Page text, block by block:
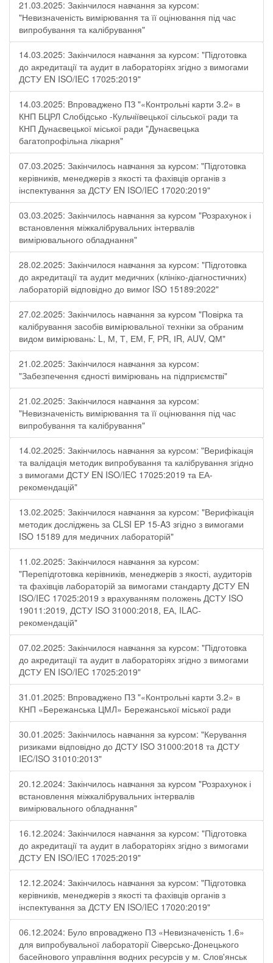
21.03.2025: Закінчилося навчання за курсом:
"Невизначеність вимірювання та її оцінювання під час
випробування та калібрування"
14.03.2025: Закінчилося навчання за курсом: "Підготовка
до акредитації та аудит в лабораторіях згідно з вимогами
ДСТУ EN ISO/IEC 17025:2019"
14.03.2025: Впроваджено ПЗ "«Контрольні карти 3.2» в
КНП БЦРЛ Слобідсько -Кульчіївецької сільської ради та
КНП Дунаєвецької міської ради "Дунаєвецька
багатопрофільна лікарня"
07.03.2025: Закінчилось навчання за курсом: "Підготовка
керівників, менеджерів з якості та фахівців органів з
інспектування за ДСТУ EN ISO/IEC 17020:2019"
03.03.2025: Закінчилось навчання за курсом "Розрахунок і
встановлення міжкалібрувальних інтервалів
вимірювального обладнання"
28.02.2025: Закінчилося навчання за курсом: "Підготовка
до акредитації та аудит медичних (клініко-діагностичних)
лабораторій відповідно до вимог ISO 15189:2022"
27.02.2025: Закінчилось навчання за курсом "Повірка та
калібрування засобів вимірювальної техніки за обраним
видом вимірювань: L, М, Т, ЕМ, F, РR, ІR, АUV, QМ"
21.02.2025: Закінчилося навчання за курсом:
"Забезпечення єдності вимірювань на підприємстві"
21.02.2025: Закінчилося навчання за курсом:
"Невизначеність вимірювання та її оцінювання під час
випробування та калібрування"
14.02.2025: Закінчилось навчання за курсом: "Верифікація
та валідація методик випробування та калібрування згідно
з вимогами ДСТУ EN ISO/IEC 17025:2019 та ЕА-
рекомендацій"
13.02.2025: Закінчилося навчання за курсом: "Верифікація
методик досліджень за CLSI EP 15-A3 згідно з вимогами
ISO 15189 для медичних лабораторій"
11.02.2025: Закінчилося навчання за курсом:
"Перепідготовка керівників, менеджерів з якості, аудиторів
та фахівців лабораторій за вимогами стандарту ДСТУ EN
ISO/IEC 17025:2019 з врахуванням положень ДСТУ ISO
19011:2019, ДСТУ ISO 31000:2018, ЕА, ILAC-
рекомендацій"
07.02.2025: Закінчилося навчання за курсом: "Підготовка
до акредитації та аудит в лабораторіях згідно з вимогами
ДСТУ EN ISO/IEC 17025:2019"
31.01.2025: Впроваджено ПЗ "«Контрольні карти 3.2» в
КНП «Бережанська ЦМЛ» Бережанської міської ради
30.01.2025: Закінчилось навчання за курсом: "Керування
ризиками відповідно до ДСТУ ISO 31000:2018 та ДСТУ
IEC/ISO 31010:2013"
20.12.2024: Закінчилось навчання за курсом "Розрахунок і
встановлення міжкалібрувальних інтервалів
вимірювального обладнання"
16.12.2024: Закінчилося навчання за курсом: "Підготовка
до акредитації та аудит в лабораторіях згідно з вимогами
ДСТУ EN ISO/IEC 17025:2019"
12.12.2024: Закінчилось навчання за курсом: "Підготовка
керівників, менеджерів з якості та фахівців органів з
інспектування за ДСТУ EN ISO/IEC 17020:2019"
06.12.2024: Було впроваджено ПЗ «Невизначеність 1.6»
для випробувальної лабораторії Cіверсько-Донецького
басейнового управління водних ресурсів у м. Слов'янськ